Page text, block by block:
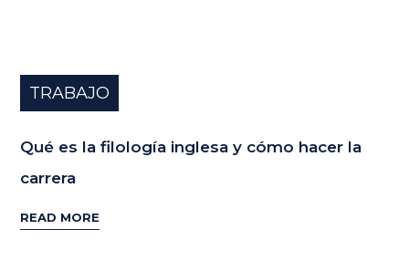
TRABAJO
Qué es la filología inglesa y cómo hacer la
carrera
READ MORE